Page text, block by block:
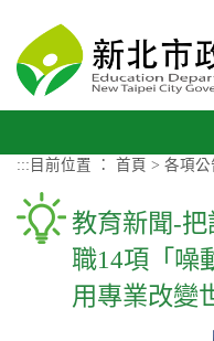
::: 目前位置 ： 首頁 > 各項公
教育新聞-
職14項「噪
用專業改變